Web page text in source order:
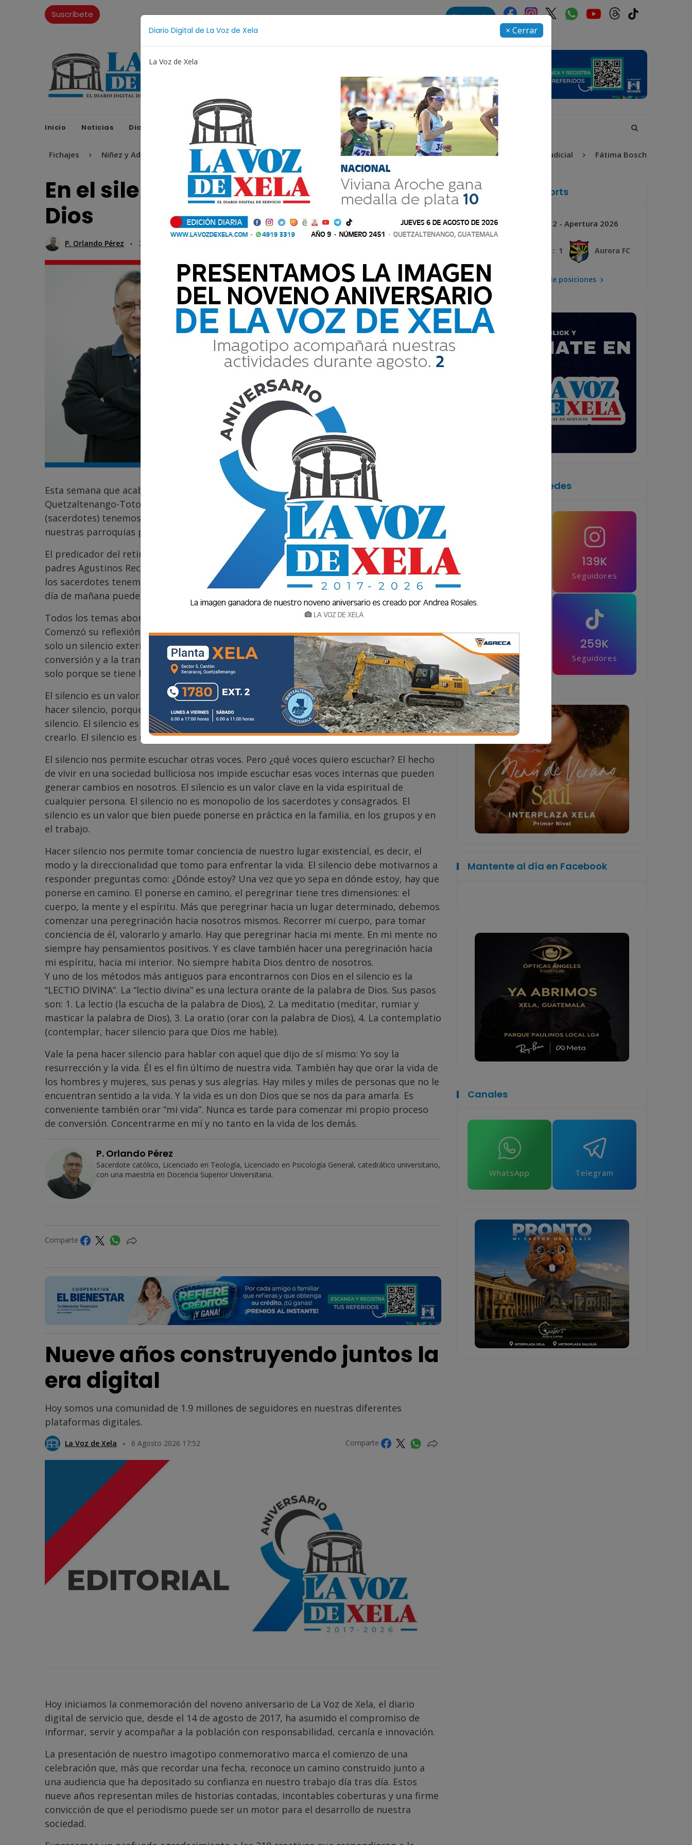
Diario Digital de La Voz de Xela × Cerrar
La Voz de Xela
Suscríbete Directorio
Inicio Noticias Diario Digital Opiniones La Voz de Xela Sports Contáctanos LA VOZ 25
Fichajes Niñez y Adolescencia Estafa Protección Infantil Incendios Festival de Bandas 2026 Proceso Judicial Fátima Bosch
En el silencio me encuentro con
Dios
P. Orlando Pérez 24 Mayo 2025 07:00
Esta semana que acaba de terminar, el Clero de la Arquidiócesis de los Altos
Quetzaltenango-Totonicapán, tuvo su Retiro Anual. Una vez al año, los padres
(sacerdotes) tenemos la oportunidad de retirarnos a un lugar apartado y lejano a
nuestras parroquias para encontrarnos con nosotros mismos y con Dios.
El predicador del retiro fue Fray Francisco Javier Monroy, perteneciente a la orden de los
padres Agustinos Recoletos. Tituló el Retiro: “peregrinos de la esperanza”. Y de hecho,
los sacerdotes tenemos esa misión: ayudar a la gente a que tenga esperanza en que el
día de mañana puede ser mejor que hoy.
Todos los temas abordados giraron en torno al “yo” personal y mi relación con los otros.
Comenzó su reflexión con el tema del silencio. Se nos hacía énfasis en “crear silencio”, no
solo un silencio exterior, sino sobre todo crear un silencio interior, que nos moviera a la
conversión y a la transformación personal. Vivimos en una sociedad en donde se habla
solo porque se tiene lengua. Son conversaciones sin contenido, superficiales y vacías.
El silencio es un valor que protege el futuro interior y enseña a hablar. Es importante
hacer silencio, porque nos permite oír otras voces. El silencio es alegre. Dios habla en el
silencio. El silencio es un camino de libertad. El silencio no existe. El silencio hay que
crearlo. El silencio es un protector del fuego interior. El silencio es volver al corazón.
El silencio nos permite escuchar otras voces. Pero ¿qué voces quiero escuchar? El hecho
de vivir en una sociedad bulliciosa nos impide escuchar esas voces internas que pueden
generar cambios en nosotros. El silencio es un valor clave en la vida espiritual de
cualquier persona. El silencio no es monopolio de los sacerdotes y consagrados. El
silencio es un valor que bien puede ponerse en práctica en la familia, en los grupos y en
el trabajo.
Hacer silencio nos permite tomar conciencia de nuestro lugar existencial, es decir, el
modo y la direccionalidad que tomo para enfrentar la vida. El silencio debe motivarnos a
responder preguntas como: ¿Dónde estoy? Una vez que yo sepa en dónde estoy, hay que
ponerse en camino. El ponerse en camino, el peregrinar tiene tres dimensiones: el
cuerpo, la mente y el espíritu. Más que peregrinar hacia un lugar determinado, debemos
comenzar una peregrinación hacia nosotros mismos. Recorrer mi cuerpo, para tomar
conciencia de él, valorarlo y amarlo. Hay que peregrinar hacia mi mente. En mi mente no
siempre hay pensamientos positivos. Y es clave también hacer una peregrinación hacia
mi espíritu, hacia mi interior. No siempre habita Dios dentro de nosotros.
Y uno de los métodos más antiguos para encontrarnos con Dios en el silencio es la
“LECTIO DIVINA”. La “lectio divina” es una lectura orante de la palabra de Dios. Sus pasos
son: 1. La lectio (la escucha de la palabra de Dios), 2. La meditatio (meditar, rumiar y
masticar la palabra de Dios), 3. La oratio (orar con la palabra de Dios), 4. La contemplatio
(contemplar, hacer silencio para que Dios me hable).
Vale la pena hacer silencio para hablar con aquel que dijo de sí mismo: Yo soy la
resurrección y la vida. Él es el fin último de nuestra vida. También hay que orar la vida de
los hombres y mujeres, sus penas y sus alegrías. Hay miles y miles de personas que no le
encuentran sentido a la vida. Y la vida es un don Dios que se nos da para amarla. Es
conveniente también orar “mi vida”. Nunca es tarde para comenzar mi propio proceso
de conversión. Concentrarme en mí y no tanto en la vida de los demás.
P. Orlando Pérez
Sacerdote católico, Licenciado en Teología, Licenciado en Psicología General, catedrático universitario,
con una maestría en Docencia Superior Universitaria.
Comparte
Nueve años construyendo juntos la
era digital
Hoy somos una comunidad de 1.9 millones de seguidores en nuestras diferentes
plataformas digitales.
La Voz de Xela 6 Agosto 2026 17:52 Comparte
Hoy iniciamos la conmemoración del noveno aniversario de La Voz de Xela, el diario
digital de servicio que, desde el 14 de agosto de 2017, ha asumido el compromiso de
informar, servir y acompañar a la población con responsabilidad, cercanía e innovación.
La presentación de nuestro imagotipo conmemorativo marca el comienzo de una
celebración que, más que recordar una fecha, reconoce un camino construido junto a
una audiencia que ha depositado su confianza en nuestro trabajo día tras día. Estos
nueve años representan miles de historias contadas, incontables coberturas y una firme
convicción de que el periodismo puede ser un motor para el desarrollo de nuestra
sociedad.
La Voz de Xela Sports
Próximo Jornada 2 - Apertura 2026
3 : 1 Aurora FC
Mira la tabla de posiciones
Síguenos en las redes
139K
Seguidores
42.5K
Seguidores
259K
Seguidores
Mantente al día en Facebook
Canales
WhatsApp Telegram